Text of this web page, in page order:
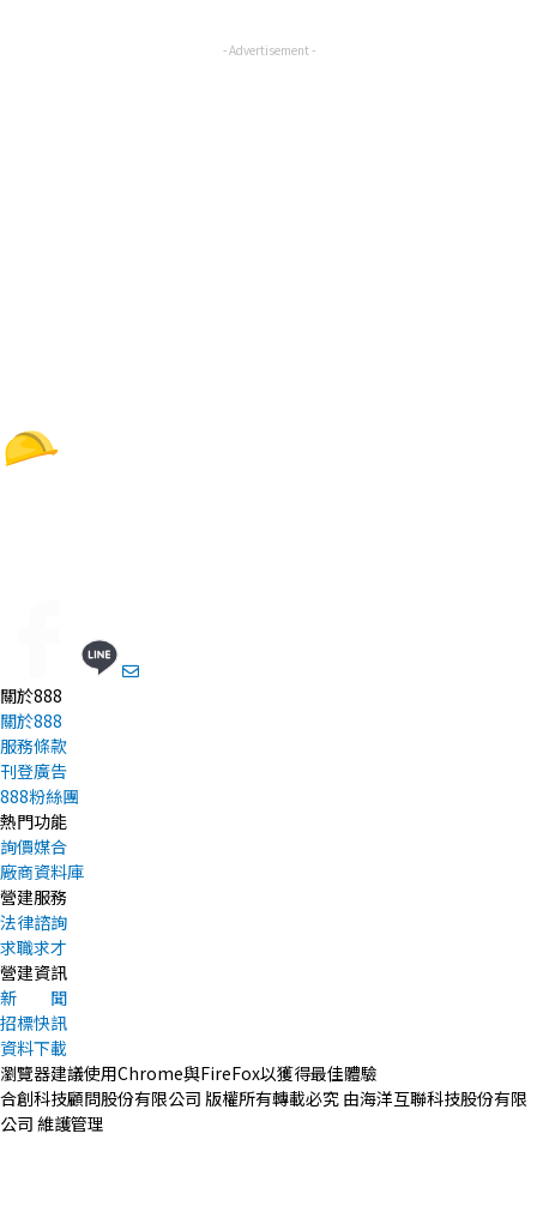
- Advertisement -
關於888
關於888
服務條款
刊登廣告
888粉絲團
熱門功能
詢價媒合
廠商資料庫
營建服務
法律諮詢
求職求才
營建資訊
新 聞
招標快訊
資料下載
瀏覽器建議使用Chrome與FireFox以獲得最佳體驗
合創科技顧問股份有限公司 版權所有轉載必究 由海洋互聯科技股份有限
公司 維護管理